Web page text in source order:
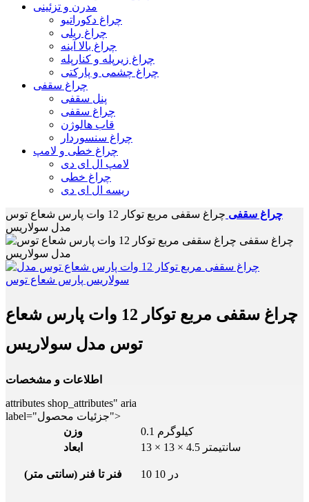
مدرن و تزئینی
چراغ دکوراتیو
چراغ ریلی
چراغ بالا آینه
چراغ زیرپله و کنارپله
چراغ چشمی و پارکتی
چراغ سقفی
پنل سقفی
چراغ سقفی
قاب هالوژن
چراغ سنسوردار
چراغ خطی و لامپ
لامپ ال ای دی
چراغ خطی
ریسه ال ای دی
چراغ سقفی
چراغ سقفی مربع توکار 12 وات پارس شعاع توس
مدل سولاریس
چراغ سقفی مربع توکار 12 وات پارس شعاع
توس مدل سولاریس
اطلاعات و مشخصات
attributes shop_attributes" aria
label="جزئیات محصول">
وزن
0.1 کیلوگرم
ابعاد
13 × 13 × 4.5 سانتیمتر
فنر تا فنر (سانتی متر) 10 در 10